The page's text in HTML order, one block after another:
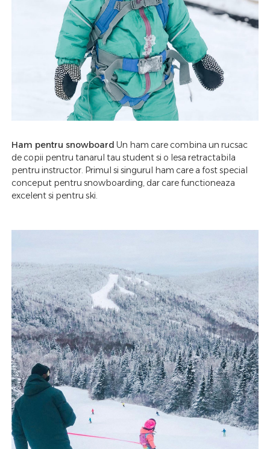
Ham pentru snowboard Un ham care combina un rucsac
de copii pentru tanarul tau student si o lesa retractabila
pentru instructor. Primul si singurul ham care a fost special
conceput pentru snowboarding, dar care functioneaza
excelent si pentru ski.